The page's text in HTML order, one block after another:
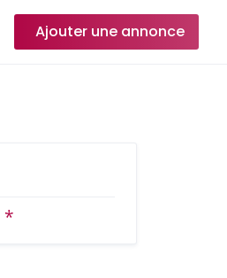
Ajouter une annonce
*